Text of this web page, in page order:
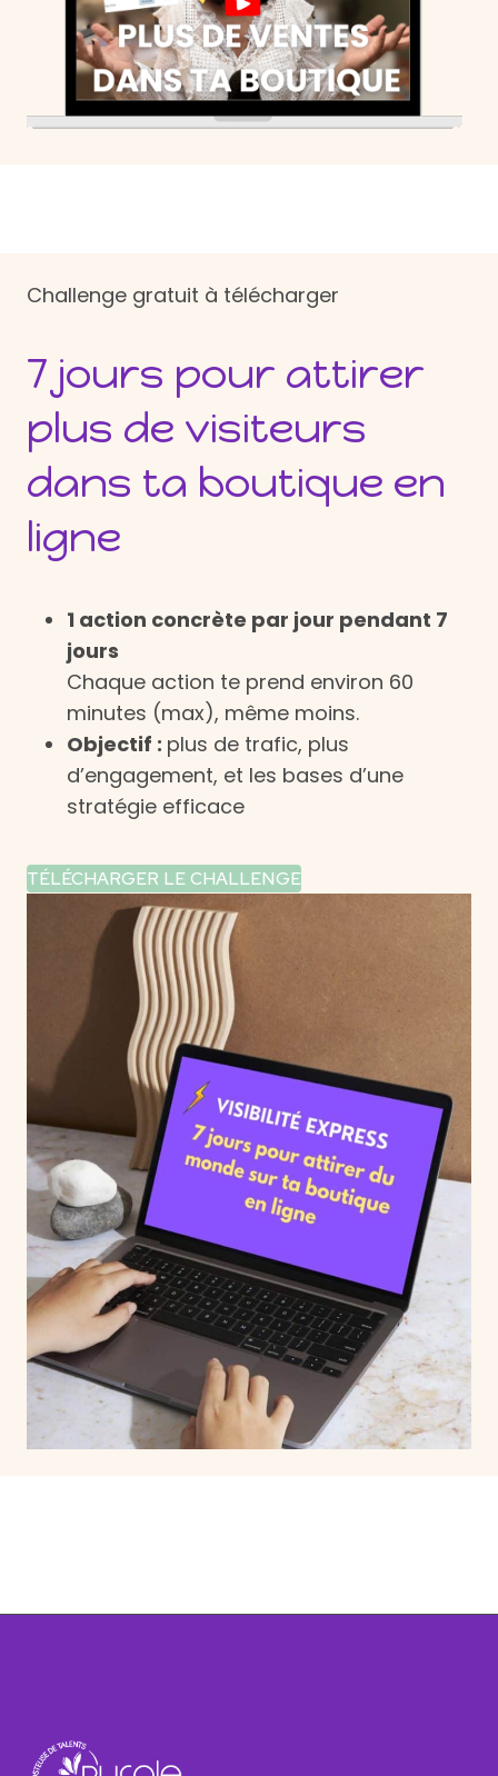
Challenge gratuit à télécharger
7 jours pour attirer
plus de visiteurs
dans ta boutique en
ligne
1 action concrète par jour pendant 7
jours
Chaque action te prend environ 60
minutes (max), même moins.
Objectif : plus de trafic, plus
d’engagement, et les bases d’une
stratégie efficace
TÉLÉCHARGER LE CHALLENGE